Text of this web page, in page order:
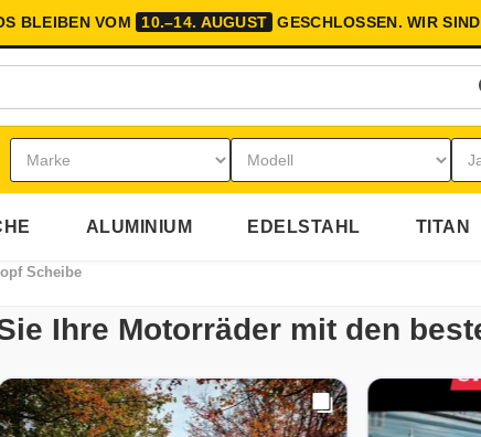
BLEIBEN VOM 10.–14. AUGUST GESCHLOSSEN. WIR
ALUMINIUM EDELSTAHL TITAN
Scheibe
Ihre Motorräder mit den